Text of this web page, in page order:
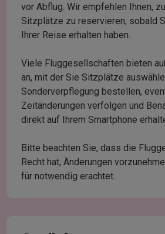
vor Abflug. Wir empfehlen Ihnen,
Sitzplätze zu reservieren, sobald
Ihrer Reise erhalten haben.
Viele Fluggesellschaften bieten
an, mit der Sie Sitzplätze
Sonderverpflegung bestellen,
Zeitänderungen verfolgen und
direkt auf Ihrem Smartphone
Bitte beachten Sie, dass die
Recht hat, Änderungen
für notwendig erachtet.